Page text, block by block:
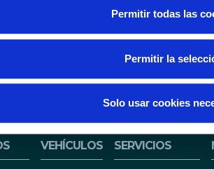
Permitir todas las
Permitir la
Solo usar cookies
VEHÍCULOS SERVICIOS